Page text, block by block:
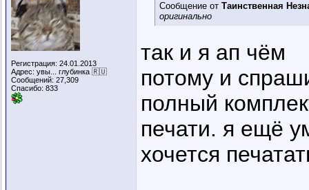
Регистрация: 24.01.2013
Адрес: увы... глубинка 🇷🇺
Сообщений: 27,309
Спасибо: 833
Сообщение от Таинственная
оригинально
так и я ап чём
потому и
полный
печати. я ещё
хочется